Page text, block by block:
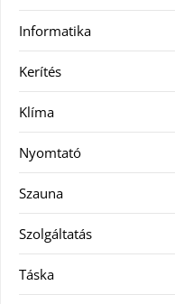
Informatika
Kerítés
Klíma
Nyomtató
Szauna
Szolgáltatás
Táska